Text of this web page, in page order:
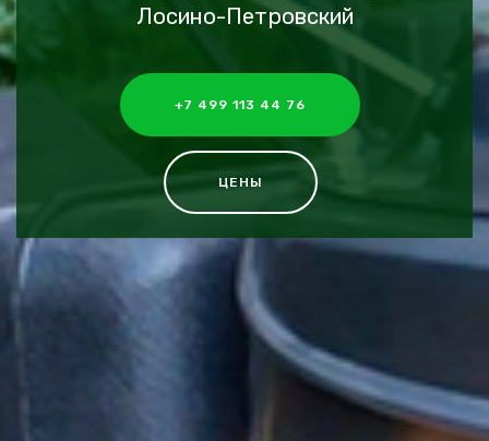
Лосино-Петровский
+7 499 113 44 76
ЦЕНЫ